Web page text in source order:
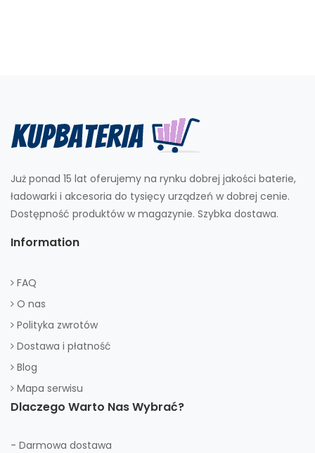
Już ponad 15 lat oferujemy na rynku dobrej jakości baterie,
ładowarki i akcesoria do tysięcy urządzeń w dobrej cenie.
Dostępność produktów w magazynie. Szybka dostawa.
Information
FAQ
O nas
Polityka zwrotów
Dostawa i płatność
Blog
Mapa serwisu
Dlaczego Warto Nas Wybrać?
- Darmowa dostawa